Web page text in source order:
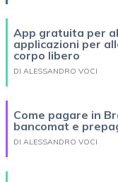
App gratuita per
applicazioni per
corpo libero
DI ALESSANDRO VOCI
Come pagare in
bancomat e
DI ALESSANDRO VOCI